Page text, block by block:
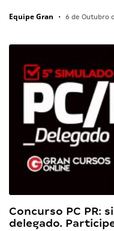
Equipe Gran • 6 de Outubro
Concurso PC PR:
delegado.